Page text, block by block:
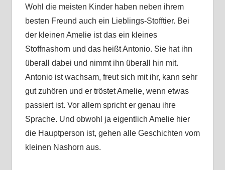
Wohl die meisten Kinder haben neben ihrem
besten Freund auch ein Lieblings-Stofftier. Bei
der kleinen Amelie ist das ein kleines
Stoffnashorn und das heißt Antonio. Sie hat ihn
überall dabei und nimmt ihn überall hin mit.
Antonio ist wachsam, freut sich mit ihr, kann sehr
gut zuhören und er tröstet Amelie, wenn etwas
passiert ist. Vor allem spricht er genau ihre
Sprache. Und obwohl ja eigentlich Amelie hier
die Hauptperson ist, gehen alle Geschichten vom
kleinen Nashorn aus.